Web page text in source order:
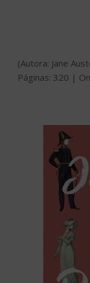
(Autora: Jane
Páginas: 320 |